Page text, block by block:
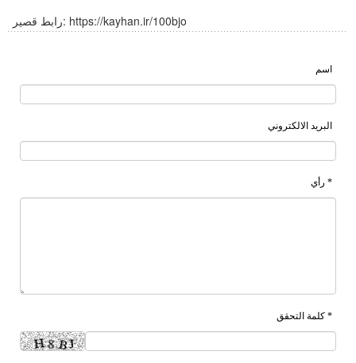
رابط قصير: https://kayhan.ir/100bjo
اسم
البريد الالكتروني
* رأي
* كلمة التحقق